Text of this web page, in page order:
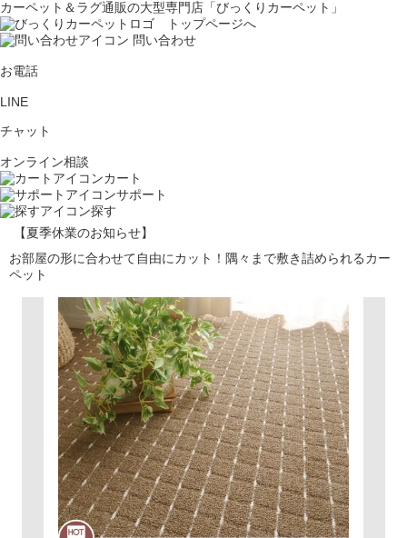
カーペット＆ラグ通販の大型専門店「びっくりカーペット」
問い合わせ
お電話
LINE
チャット
オンライン相談
カート
サポート
探す
【夏季休業のお知らせ】
お部屋の形に合わせて自由にカット！隅々まで敷き詰められるカー
ペット